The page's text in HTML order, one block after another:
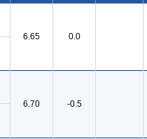
6.65
0.0
6.70
-0.5